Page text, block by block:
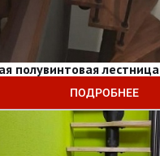
полувинтовая лестница
ПОДРОБНЕЕ